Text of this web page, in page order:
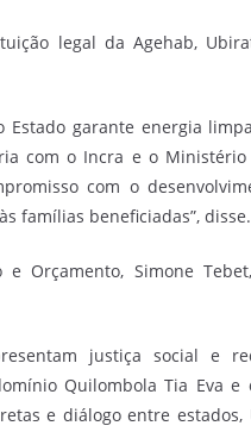
legal da Agehab,
Estado garante energia
com o Incra e o
com o
famílias beneficiadas”, disse.
e Orçamento, Simone
justiça social e
Quilombola Tia Eva
e diálogo entre